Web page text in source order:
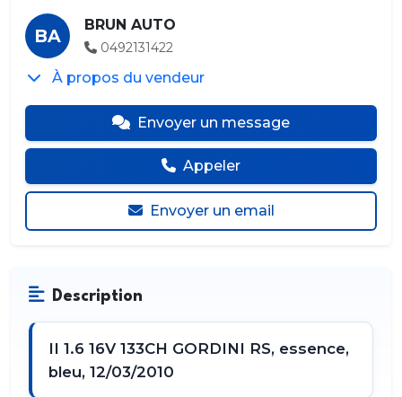
BA
BRUN AUTO
0492131422
À propos du vendeur
Envoyer un message
Appeler
Envoyer un email
Description
II 1.6 16V 133CH GORDINI RS, essence,
bleu, 12/03/2010